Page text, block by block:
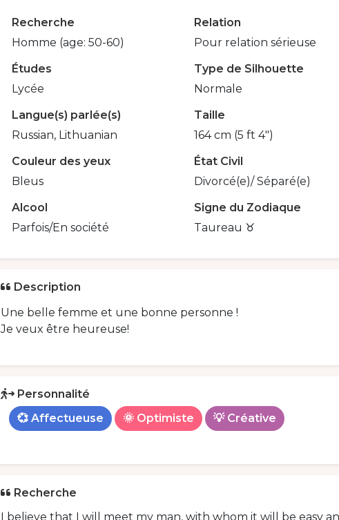
Recherche
Homme (age: 50-60)
Relation
Pour relation sérieuse
Études
Lycée
Type de Silhouette
Normale
Langue(s) parlée(s)
Russian, Lithuanian
Taille
164 cm (5 ft 4")
Couleur des yeux
Bleus
État Civil
Divorcé(e)/ Séparé(e)
Alcool
Parfois/En société
Signe du Zodiaque
Taureau ♉️
Description
Une belle femme et une bonne personne !
Je veux être heureuse!
Personnalité
💞 Affectueuse
🌞 Optimiste 💡 Créative
Recherche
I believe that I will meet my man, with whom it will be easy